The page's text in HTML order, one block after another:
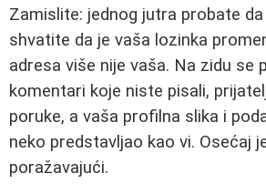
Zamislite: jednog jutra probate
shvatite da je vaša lozinka
adresa više nije vaša. Na zidu se
komentari koje niste pisali,
poruke, a vaša profilna slika i
neko predstavljao kao vi. Osećaj
poražavajući.